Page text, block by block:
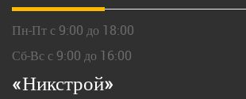
Пн-Пт с 9:00 до 18:00
Сб-Вс с 9:00 до 16:00
«Никстрой»